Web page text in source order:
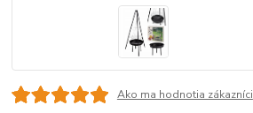
Ako ma hodnotia zákazníci